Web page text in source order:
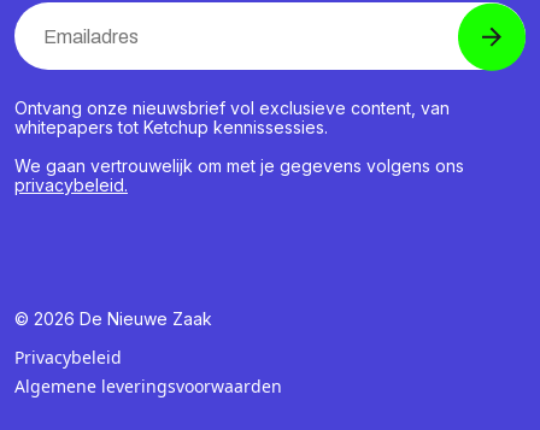
Ontvang onze nieuwsbrief vol exclusieve content, van
whitepapers tot Ketchup kennissessies.
We gaan vertrouwelijk om met je gegevens volgens ons
privacybeleid.
© 2026 De Nieuwe Zaak
Privacybeleid
Algemene leveringsvoorwaarden